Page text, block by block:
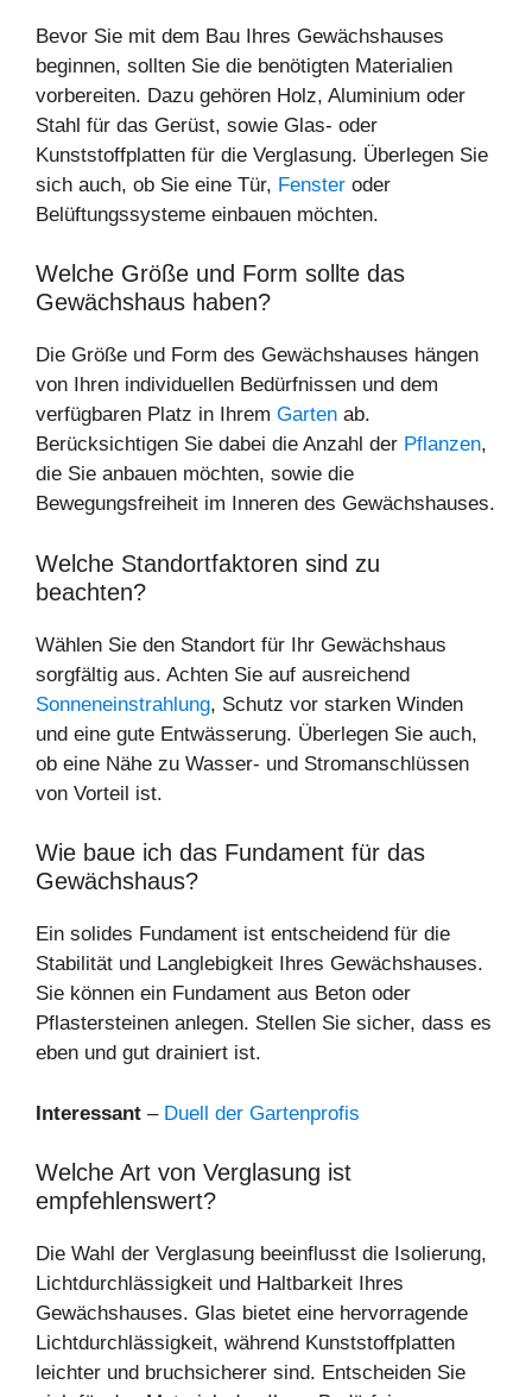
Bevor Sie mit dem Bau Ihres Gewächshauses
beginnen, sollten Sie die benötigten Materialien
vorbereiten. Dazu gehören Holz, Aluminium oder
Stahl für das Gerüst, sowie Glas- oder
Kunststoffplatten für die Verglasung. Überlegen Sie
sich auch, ob Sie eine Tür, Fenster oder
Belüftungssysteme einbauen möchten.
Welche Größe und Form sollte das
Gewächshaus haben?
Die Größe und Form des Gewächshauses hängen
von Ihren individuellen Bedürfnissen und dem
verfügbaren Platz in Ihrem Garten ab.
Berücksichtigen Sie dabei die Anzahl der Pflanzen,
die Sie anbauen möchten, sowie die
Bewegungsfreiheit im Inneren des Gewächshauses.
Welche Standortfaktoren sind zu
beachten?
Wählen Sie den Standort für Ihr Gewächshaus
sorgfältig aus. Achten Sie auf ausreichend
Sonneneinstrahlung, Schutz vor starken Winden
und eine gute Entwässerung. Überlegen Sie auch,
ob eine Nähe zu Wasser- und Stromanschlüssen
von Vorteil ist.
Wie baue ich das Fundament für das
Gewächshaus?
Ein solides Fundament ist entscheidend für die
Stabilität und Langlebigkeit Ihres Gewächshauses.
Sie können ein Fundament aus Beton oder
Pflastersteinen anlegen. Stellen Sie sicher, dass es
eben und gut drainiert ist.
Interessant – Duell der Gartenprofis
Welche Art von Verglasung ist
empfehlenswert?
Die Wahl der Verglasung beeinflusst die Isolierung,
Lichtdurchlässigkeit und Haltbarkeit Ihres
Gewächshauses. Glas bietet eine hervorragende
Lichtdurchlässigkeit, während Kunststoffplatten
leichter und bruchsicherer sind. Entscheiden Sie